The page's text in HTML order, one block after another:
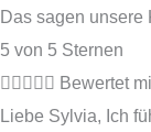
Das sagen unsere
5 von 5 Sternen
 Bewertet
Liebe Sylvia, Ich